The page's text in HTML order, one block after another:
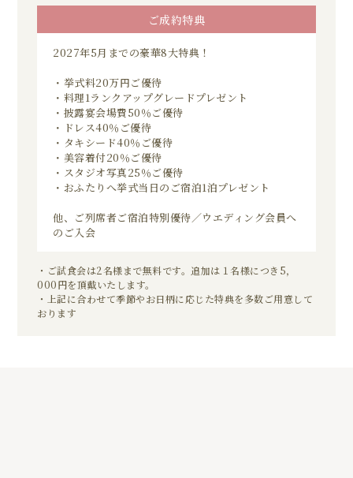
ご成約特典
2027年5月までの豪華8大特典！
・挙式料20万円ご優待
・料理1ランクアップグレードプレゼント
・披露宴会場費50％ご優待
・ドレス40％ご優待
・タキシード40％ご優待
・美容着付20％ご優待
・スタジオ写真25％ご優待
・おふたりへ挙式当日のご宿泊1泊プレゼント
他、ご列席者ご宿泊特別優待／ウエディング会員へ
のご入会
・ご試食会は2名様まで無料です。追加は１名様につき5，
000円を頂戴いたします。
・上記に合わせて季節やお日柄に応じた特典を多数ご用意して
おります